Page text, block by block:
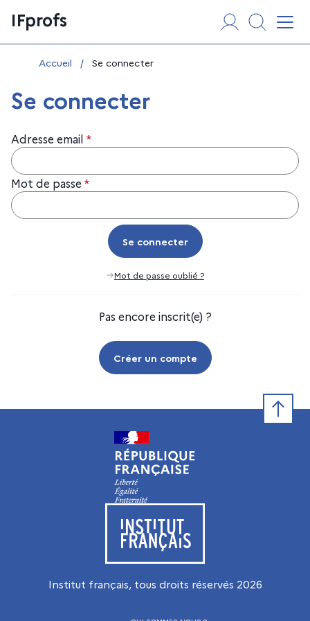
au
contenu
IFprofs
Vous êtes ici :
Accueil / Se connecter
Se connecter
Adresse email *
Mot de passe *
Se connecter
Se connecter
Mot de passe oublié ?
Pas encore inscrit(e) ?
Créer un compte
Visiter le site de l’Institut français
Institut français, tous droits réservés 2026